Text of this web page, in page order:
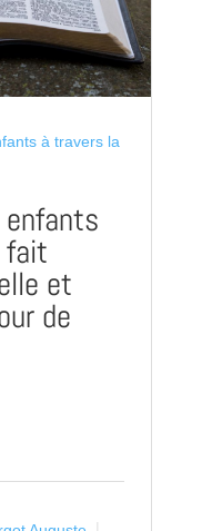
à travers la
fait
et
de